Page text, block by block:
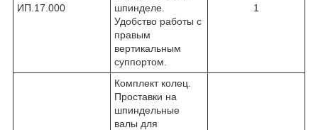
ИП.17.000
шпинделе.
Удобство работы с
правым
вертикальным
суппортом.
1
Комплект колец.
Проставки на
шпиндельные
валы для